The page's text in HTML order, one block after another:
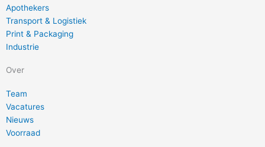
Apothekers
Transport & Logistiek
Print & Packaging
Industrie
Over
Team
Vacatures
Nieuws
Voorraad